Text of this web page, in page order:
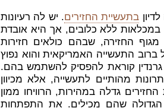
בתעשיית החזירים. יש לה רעיונות
במכלאות ללא כלובים, אך היא אובדת
מגוף החזירה, שבהם כולאים חזירות
התעשייה האמריקאית והוא נפוץ
גרנדין קוראת להפסיק להשתמש בהם.
מהותיים לתעשייה, אלא מכיוון
בשנות ה-90, כשתעשיית החזירים גדלה במהירות, הרוויחו ממון
שהם מכילים. את התפתחות